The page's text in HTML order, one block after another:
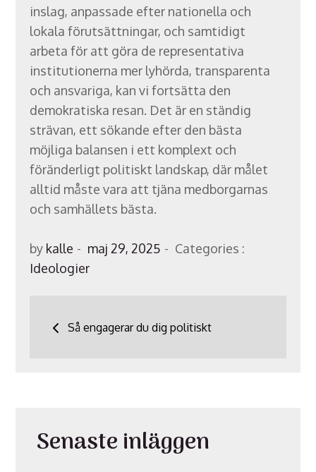
inslag, anpassade efter nationella och
lokala förutsättningar, och samtidigt
arbeta för att göra de representativa
institutionerna mer lyhörda, transparenta
och ansvariga, kan vi fortsätta den
demokratiska resan. Det är en ständig
strävan, ett sökande efter den bästa
möjliga balansen i ett komplext och
föränderligt politiskt landskap, där målet
alltid måste vara att tjäna medborgarnas
och samhällets bästa.
by kalle
Posted
on
maj 29, 2025
Categories
Categories :
Ideologier
Inläggsnavigering
Så engagerar du dig politiskt
Senaste inläggen